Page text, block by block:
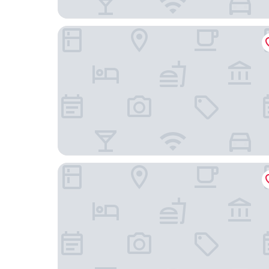
Hotel Árpád
Aquamarina Hotel Visegrád